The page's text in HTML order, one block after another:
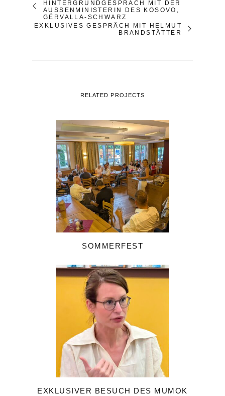
HINTERGRUNDGESPRÄCH MIT DER
AUSSENMINISTERIN DES KOSOVO, G
ËRVALLA-SCHWARZ
EXKLUSIVES GESPRÄCH MIT HELMUT
BRANDSTÄTTER
RELATED PROJECTS
SOMMERFEST
EXKLUSIVER BESUCH DES MUMOK